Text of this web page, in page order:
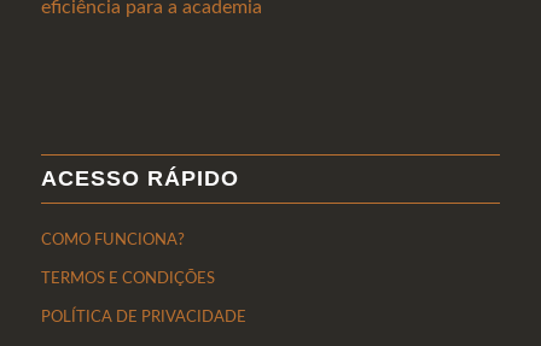
eficiência para a academia
ACESSO RÁPIDO
COMO FUNCIONA?
TERMOS E CONDIÇÕES
POLÍTICA DE PRIVACIDADE